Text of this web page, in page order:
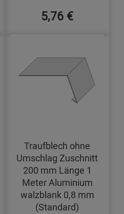
5,76 €
Traufblech ohne
Umschlag Zuschnitt
200 mm Länge 1
Meter Aluminium
walzblank 0,8 mm
(Standard)